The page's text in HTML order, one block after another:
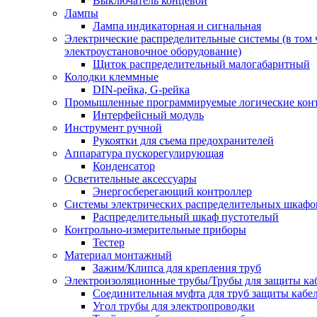
Лампы
Лампа индикаторная и сигнальная
Электрические распределительные системы (в том
электроустановочное оборудование)
Щиток распределительный малогабаритный
Колодки клеммные
DIN-рейка, G-рейка
Промышленные программируемые логические
Интерфейсный модуль
Инструмент ручной
Рукоятки для съема предохранителей
Аппаратура пускорегулирующая
Конденсатор
Осветительные аксессуары
Энергосберегающий контроллер
Системы электрических распределительных
Распределительный шкаф пустотелый
Контрольно-измерительные приборы
Тестер
Материал монтажный
Зажим/Клипса для крепления труб
Электроизоляционные трубы/Трубы для защиты
Соединительная муфта для труб защиты
Угол трубы для электропроводки